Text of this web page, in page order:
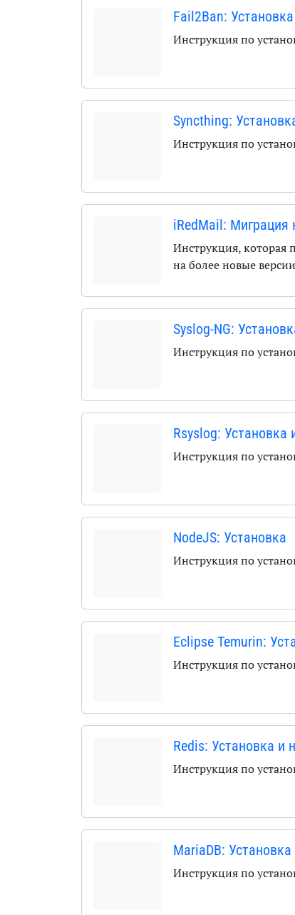
Fail2Ban:
Инструкция по
Syncthing:
Инструкция по
iRedMail:
Инструкция, которая
на более новые
Syslog-NG:
Инструкция по
Rsyslog: Установка
Инструкция по
NodeJS: Установка
Инструкция по
Eclipse Temurin:
Инструкция по
Redis: Установка и
Инструкция по
MariaDB:
Инструкция по